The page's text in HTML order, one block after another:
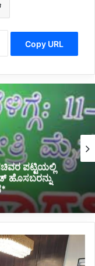
Copy URL
ನಂಬರ್
ಕಿರುಕುಳ*